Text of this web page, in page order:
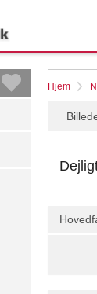
Hjem